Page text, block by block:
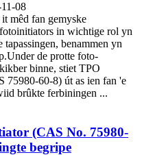
08
mêd fan gemyske
in wichtige rol yn
tapassingen, benammen yn
de protte foto-
binne, stiet TPO
75980-60-8) út as ien fan 'e
brûkte ferbiningen ...
(CAS No. 75980-
begripe